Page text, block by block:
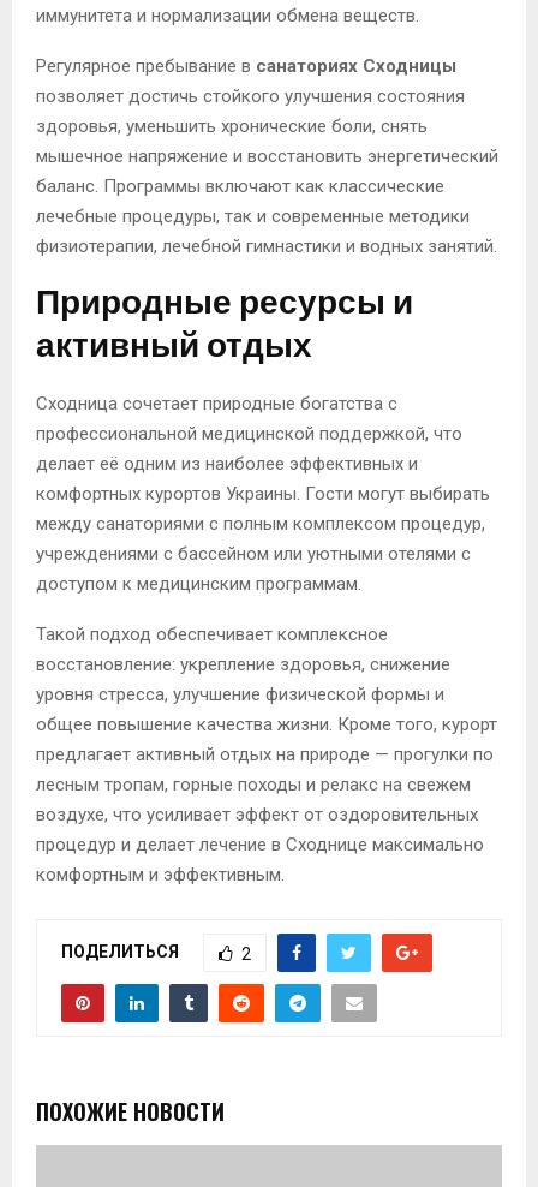
иммунитета и нормализации обмена веществ.
Регулярное пребывание в санаториях Сходницы
позволяет достичь стойкого улучшения состояния
здоровья, уменьшить хронические боли, снять
мышечное напряжение и восстановить энергетический
баланс. Программы включают как классические
лечебные процедуры, так и современные методики
физиотерапии, лечебной гимнастики и водных занятий.
Природные ресурсы и
активный отдых
Сходница сочетает природные богатства с
профессиональной медицинской поддержкой, что
делает её одним из наиболее эффективных и
комфортных курортов Украины. Гости могут выбирать
между санаториями с полным комплексом процедур,
учреждениями с бассейном или уютными отелями с
доступом к медицинским программам.
Такой подход обеспечивает комплексное
восстановление: укрепление здоровья, снижение
уровня стресса, улучшение физической формы и
общее повышение качества жизни. Кроме того, курорт
предлагает активный отдых на природе — прогулки по
лесным тропам, горные походы и релакс на свежем
воздухе, что усиливает эффект от оздоровительных
процедур и делает лечение в Сходнице максимально
комфортным и эффективным.
ПОДЕЛИТЬСЯ 2
ПОХОЖИЕ НОВОСТИ